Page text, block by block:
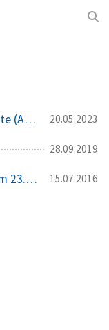
Beitrag im Wolkser Wasserturmbote (Ausgabe 2023/06) 20.05.2023
28.09.2019
Die Kleinsten sind die Größten beim 23.Schkeuditzer Auenwaldlauf 15.07.2016